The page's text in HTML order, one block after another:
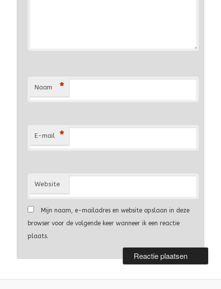
Naam *
E-mail *
Website
Mijn naam, e-mailadres en website opslaan in deze
browser voor de volgende keer wanneer ik een reactie
plaats.